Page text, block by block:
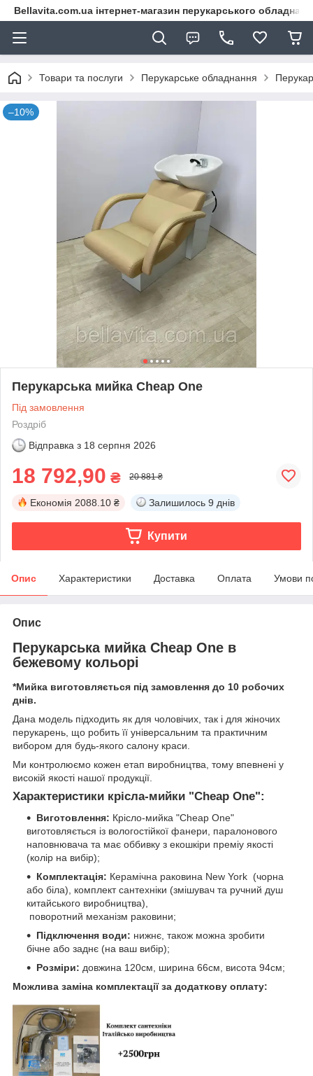
Bellavita.com.ua інтернет-магазин перукарського
Товари та послуги Перукарське обладнання
–10%
Перукарська мийка Cheap One
Під замовлення
Роздріб
Відправка з 18 серпня 2026
18 792,90 ₴ 20 881 ₴
Економія 2088.10 ₴ Залишилось 9 днів
Купити
Опис Характеристики Доставка Оплата Умови
Опис
Перукарська мийка Cheap One в
бежевому кольорі
*Мийка виготовляється під замовлення до 10 робочих
днів.
Дана модель підходить як для чоловічих, так і для жіночих
перукарень, що робить її універсальним та практичним
вибором для будь-якого салону краси.
Ми контролюємо кожен етап виробництва, тому впевнені у
високій якості нашої продукції.
Характеристики крісла-мийки "Cheap One":
Виготовлення: Крісло-мийка "Cheap One"
виготовляється із вологостійкої фанери, паралонового
наповнювача та має оббивку з екошкіри преміу якості
(колір на вибір);
Комплектація: Керамічна раковина New York (чорна
або біла), комплект сантехніки (змішувач та ручний душ
китайського виробництва),
поворотний механізм раковини;
Підключення води: нижнє, також можна зробити
бічне або заднє (на ваш вибір);
Розміри: довжина 120см, ширина 66см, висота 94см;
Можлива заміна комплектації за додаткову оплату: